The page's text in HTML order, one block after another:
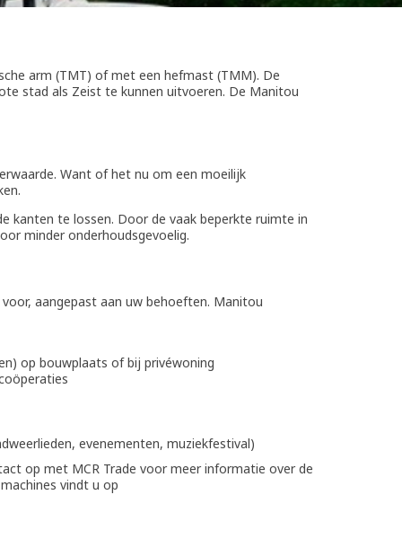
arm (TMT) of met een hefmast (TMM). De
stad als Zeist te kunnen uitvoeren. De Manitou
Want of het nu om een moeilijk
kanten te lossen. Door de vaak beperkte ruimte in
minder onderhoudsgevoelig.
aangepast aan uw behoeften. Manitou
op bouwplaats of bij privéwoning
evenementen, muziekfestival)
op met MCR Trade voor meer informatie over de
vindt u op